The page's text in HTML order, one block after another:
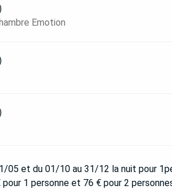
Emotion
05 et du 01/10 au 31/12 la nuit pour
1 personne et 76 € pour 2